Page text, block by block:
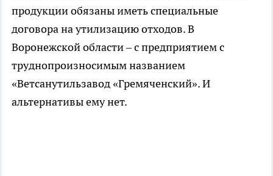
продукции обязаны иметь специальные
договора на утилизацию отходов. В
Воронежской области – с предприятием с
труднопроизносимым названием
«Ветсанутильзавод «Гремяченский». И
альтернативы ему нет.